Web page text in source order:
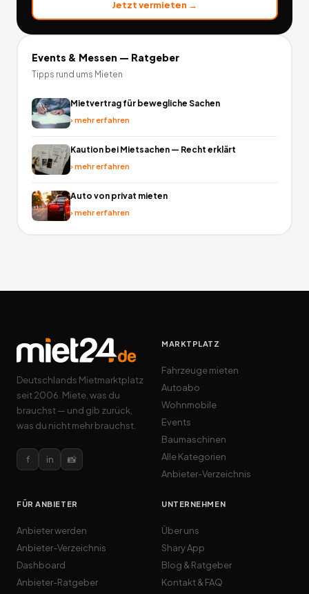
Jetzt vermieten →
Events & Messen — Ratgeber
Tipps rund ums Mieten
Mietvertrag für bewegliche Sachen
›mehr erfahren
Kaution bei Mietsachen — Recht erklärt
›mehr erfahren
Auto von privat mieten
›mehr erfahren
Deutschlands Mietmarktplatz
seit 2006. Miete, was du
brauchst — und gib zurück,
was du nicht mehr brauchst.
f in 📸
MARKTPLATZ
Fahrzeuge mieten
Autoabo
Wohnmobile
Events
Baumaschinen
Alle Kategorien
Anbieter-Verzeichnis
FÜR ANBIETER
Anbieter werden
Anbieter-Verzeichnis
Dashboard
Anbieter-Ratgeber
UNTERNEHMEN
Über uns
Shary App
Blog & Ratgeber
Kontakt & FAQ